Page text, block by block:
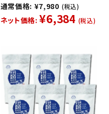
通常価格: ¥7,980 (税込)
ネット価格: ¥6,384 (税込)